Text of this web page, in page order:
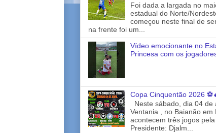
Foi dada a largada no
estadual do Norte/
começou neste final de
na frente foi um...
Vídeo emocionante no
Princesa com os
Copa Cinquentão 2026
Neste sábado, dia 04 de
Ventania , no Baianão em
acontecem três jogos
Presidente: Djalm...